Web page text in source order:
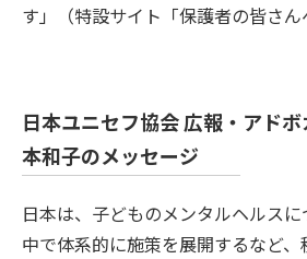
す」（特設サイト「保護者の皆さん
日本ユニセフ協会 広報・アド
本和子のメッセージ
日本は、子どものメンタルヘルス
中で体系的に施策を展開するなど